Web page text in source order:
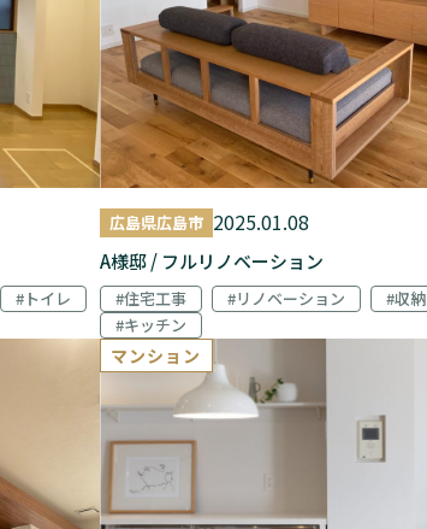
#トイレ
広島県広島市 2025.01.08
A様邸 / フルリノベーション
#住宅工事 #リノベーション #収納
#キッチン
マンション